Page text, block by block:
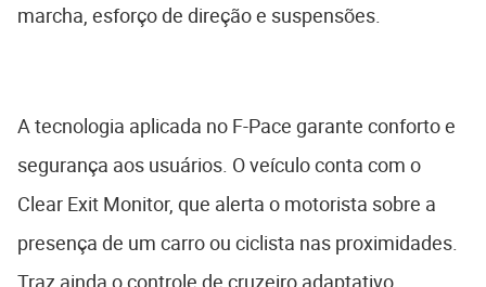
marcha, esforço de direção e suspensões.
A tecnologia aplicada no F-Pace garante conforto e
segurança aos usuários. O veículo conta com o
Clear Exit Monitor, que alerta o motorista sobre a
presença de um carro ou ciclista nas proximidades.
Traz ainda o controle de cruzeiro adaptativo